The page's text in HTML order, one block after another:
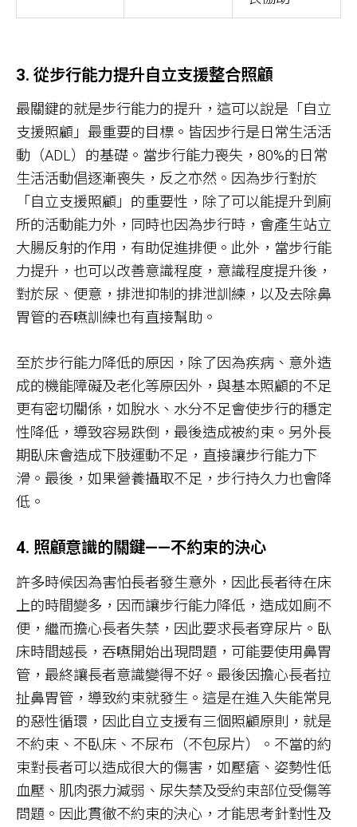
3. 從步行能力提升自立支援整合照顧
最關鍵的就是步行能力的提升，這可以說是「自立
支援照顧」最重要的目標。皆因步行是日常生活活
動（ADL）的基礎。當步行能力喪失，80%的日常
生活活動倡逐漸喪失，反之亦然。因為步行對於
「自立支援照顧」的重要性，除了可以能提升到廁
所的活動能力外，同時也因為步行時，會產生站立
大腸反射的作用，有助促進排便。此外，當步行能
力提升，也可以改善意識程度，意識程度提升後，
對於尿、便意，排泄抑制的排泄訓練，以及去除鼻
胃管的吞嚥訓練也有直接幫助。
至於步行能力降低的原因，除了因為疾病、意外造
成的機能障礙及老化等原因外，與基本照顧的不足
更有密切關係，如脫水、水分不足會使步行的穩定
性降低，導致容易跌倒，最後造成被約束。另外長
期臥床會造成下肢運動不足，直接讓步行能力下
滑。最後，如果營養攝取不足，步行持久力也會降
低。
4. 照顧意識的關鍵——不約束的決心
許多時候因為害怕長者發生意外，因此長者待在床
上的時間變多，因而讓步行能力降低，造成如廁不
便，繼而擔心長者失禁，因此要求長者穿尿片。臥
床時間越長，吞嚥開始出現問題，可能要使用鼻胃
管，最終讓長者意識變得不好。最後因擔心長者拉
扯鼻胃管，導致約束就發生。這是在進入失能常見
的惡性循環，因此自立支援有三個照顧原則，就是
不約束、不臥床、不尿布（不包尿片）。不當的約
束對長者可以造成很大的傷害，如壓瘡、姿勢性低
血壓、肌肉張力減弱、尿失禁及受約束部位受傷等
問題。因此貫徹不約束的決心，才能思考針對性及